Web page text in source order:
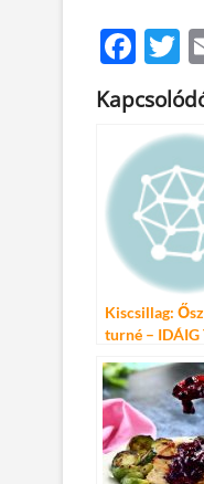
F
ac
e
b
o
o
k
T
Kiscsillag:
turné – IDÁIG